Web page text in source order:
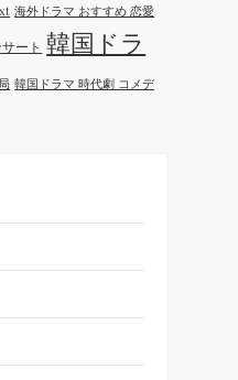
海外ドラマ おすすめ 恋愛
ート 韓国ドラ
韓国ドラマ 時代劇 コメデ